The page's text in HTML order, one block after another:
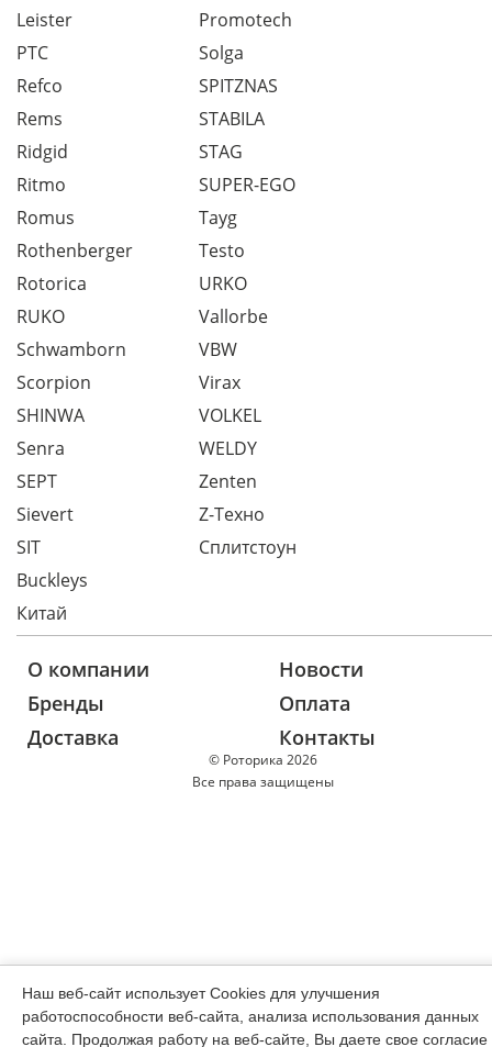
Leister
Promotech
PTC
Refco
Rems
Ridgid
Ritmo
Romus
Rothenberger
Rotorica
RUKO
Schwamborn
Scorpion
SHINWA
Senra
SEPT
Sievert
SIT
Solga
SPITZNAS
STABILA
STAG
SUPER-EGO
Tayg
Testo
URKO
Vallorbe
VBW
Virax
VOLKEL
WELDY
Zenten
Z-Техно
Сплитстоун
Buckleys
Китай
© Роторика 2026
Все права защищены
О компании
Новости
Бренды
Оплата
Доставка
Контакты
Наш веб-сайт использует Cookies для улучшения
работоспособности веб-сайта, анализа использования данных
сайта. Продолжая работу на веб-сайте, Вы даете свое согласие